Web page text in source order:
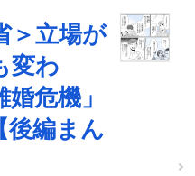
＞立場が
変わ
危機」
後編まん